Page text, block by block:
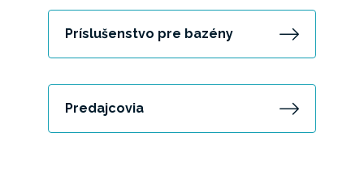
Príslušenstvo pre bazény
Predajcovia